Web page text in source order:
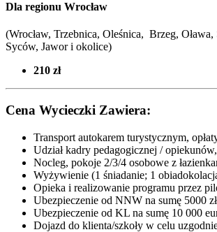
Dla regionu Wrocław
(Wrocław, Trzebnica, Oleśnica, Brzeg,
Syców, Jawor i okolice)
210 zł
Cena Wycieczki Zawiera:
Transport autokarem turystycznym,
Udział kadry pedagogicznej /
Nocleg, pokoje 2/3/4 osobowe z
Wyżywienie (1 śniadanie; 1
Opieka i realizowanie programu przez
Ubezpieczenie od NNW na sumę 5000
Ubezpieczenie od KL na sumę 10 000
Dojazd do klienta/szkoły w celu